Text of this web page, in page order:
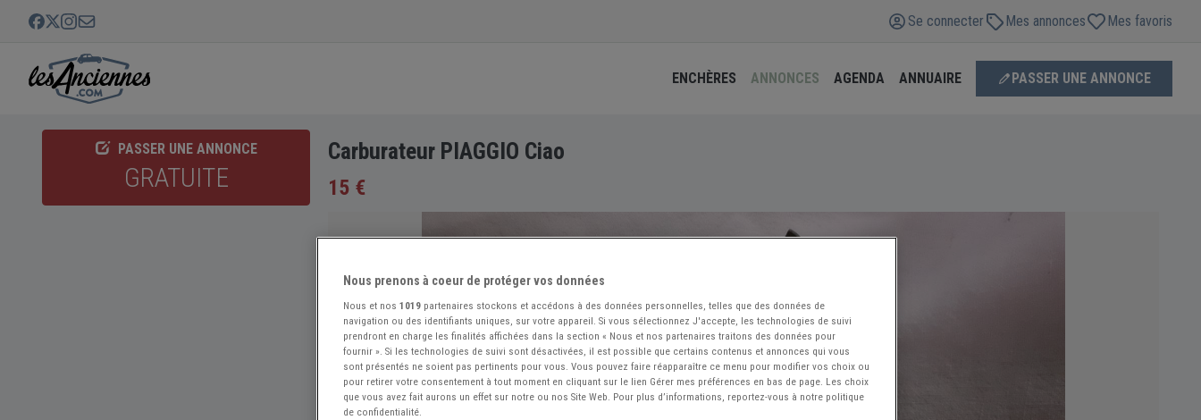
Se connecter Mes annonces Mes favoris
ENCHÈRES ANNONCES AGENDA ANNUAIRE PASSER UNE ANNONCE
PASSER UNE ANNONCE
GRATUITE
Carburateur PIAGGIO Ciao
15 €
Nous prenons à coeur de protéger vos données
Nous et nos 1019 partenaires stockons et accédons à des données personnelles, telles que des données de
navigation ou des identifiants uniques, sur votre appareil. Si vous sélectionnez J'accepte, les technologies de suivi
prendront en charge les finalités affichées dans la section « Nous et nos partenaires traitons des données pour
fournir ». Si les technologies de suivi sont désactivées, il est possible que certains contenus et annonces qui vous
sont présentés ne soient pas pertinents pour vous. Vous pouvez faire réapparaître ce menu pour modifier vos choix ou
pour retirer votre consentement à tout moment en cliquant sur le lien Gérer mes préférences en bas de page. Les choix
que vous avez fait aurons un effet sur notre ou nos Site Web. Pour plus d’informations, reportez-vous à notre politique
de confidentialité.